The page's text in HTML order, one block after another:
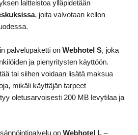
laitteistoa ylläpidetään
, joita valvotaan kellon
palvelupaketti on Webhotel S, joka
ja pienyritysten käyttöön.
tai siihen voidaan lisätä maksua
mikäli käyttäjän tarpeet
oletusarvoisesti 200 MB levytilaa ja
on Webhotel L –